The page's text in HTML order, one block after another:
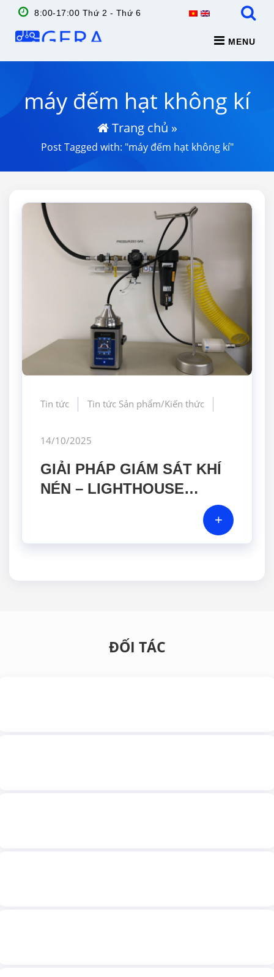
8:00-17:00 Thứ 2 - Thứ 6
MENU
máy đếm hạt không kí
Trang chủ »
Post Tagged with: "máy đếm hạt không kí"
Tin tức Tin tức Sản phẩm/Kiến thức
14/10/2025
GIẢI PHÁP GIÁM SÁT KHÍ
NÉN – LIGHTHOUSE
WORLDWIDE SOLUTIONS
SÀNG ĐỒNG HÀNH CÙNG
+
ĐỐI TÁC